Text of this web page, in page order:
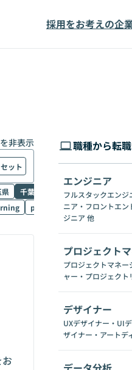
採用をお考えの企
非表示
ット
県 千葉県 東京都 神奈川県
pandas 画像処理 統計学
職種から転
エンジニア
フルスタックエン
ニア・フロントエ
ジニア 他
プロジェクト
プロジェクトマネー
ャー・プロジェクト
デザイナー
UXデザイナー・UI
ザイナー・アートデ